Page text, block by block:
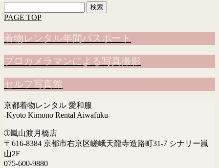
索:
PAGE TOP
着物レンタル年間パスポート
プロカメラマンによる写真撮影
セルフ写真館
京都着物レンタル 愛和服
-Kyoto Kimono Rental Aiwafuku-
➀嵐山渡月橋店
〒616-8384 京都市右京区嵯峨天龍寺造路町31-7 シナリー嵐
山2F
075-600-9880